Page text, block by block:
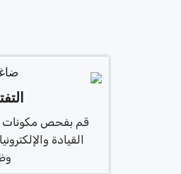
قم بفحص مكونات
القيادة